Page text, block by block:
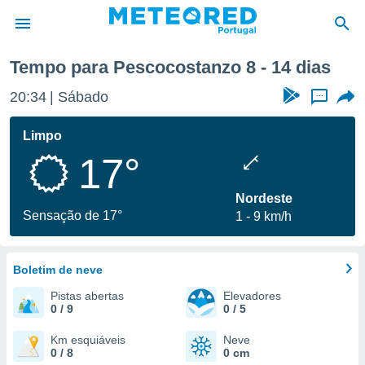
da
foi
fornecidas
a este
das
e
forma
digital
Tempo para Pescocostanzo 8 - 14 dias
20:34 Sábado ...
Limpo
17°
Sensação de 17°
Nordeste
1
9 km/h
Boletim de neve
Pistas abertas
0 / 9
Elevadores
0 / 5
Km esquiáveis
0 / 8
Neve
0 cm